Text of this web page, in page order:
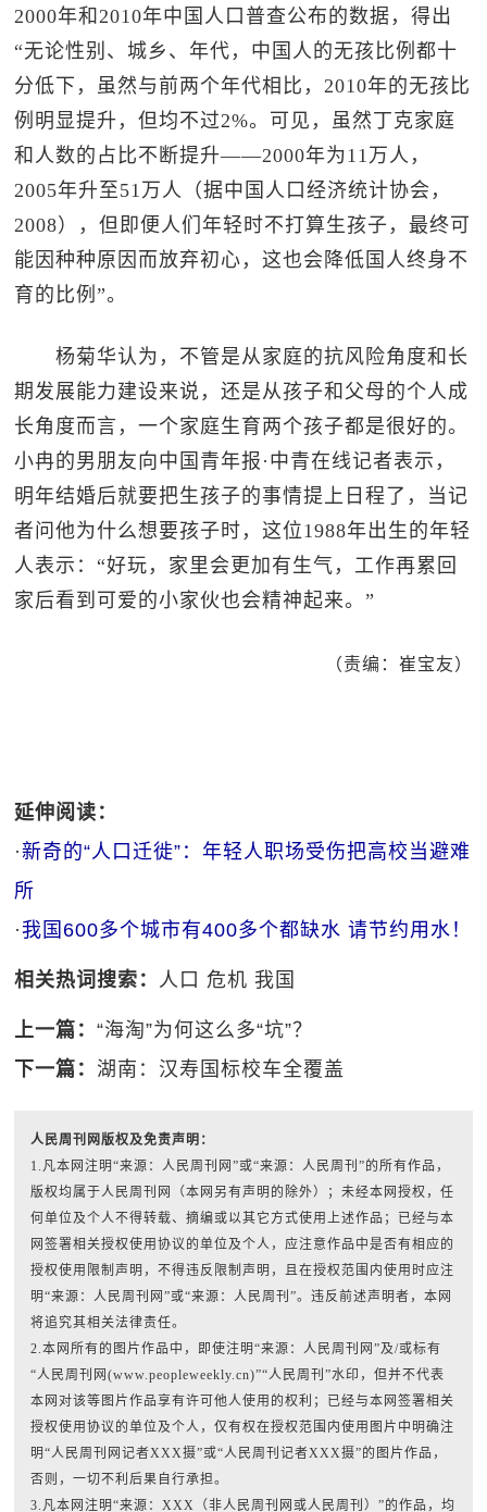
2000年和2010年中国人口普查公布的数据，得出
“无论性别、城乡、年代，中国人的无孩比例都十
分低下，虽然与前两个年代相比，2010年的无孩比
例明显提升，但均不过2%。可见，虽然丁克家庭
和人数的占比不断提升——2000年为11万人，
2005年升至51万人（据中国人口经济统计协会，
2008），但即便人们年轻时不打算生孩子，最终可
能因种种原因而放弃初心，这也会降低国人终身不
育的比例”。
杨菊华认为，不管是从家庭的抗风险角度和长
期发展能力建设来说，还是从孩子和父母的个人成
长角度而言，一个家庭生育两个孩子都是很好的。
小冉的男朋友向中国青年报·中青在线记者表示，
明年结婚后就要把生孩子的事情提上日程了，当记
者问他为什么想要孩子时，这位1988年出生的年轻
人表示：“好玩，家里会更加有生气，工作再累回
家后看到可爱的小家伙也会精神起来。”
（责编：崔宝友）
延伸阅读：
·新奇的“人口迁徙”：年轻人职场受伤把高校当避难
所
· 我国600多个城市有400多个都缺水 请节约用水！
相关热词搜索： 人口 危机 我国
上一篇：“海淘”为何这么多“坑”？
下一篇： 湖南：汉寿国标校车全覆盖
人民周刊网版权及免责声明：
1.凡本网注明“来源：人民周刊网”或“来源：人民周刊”的所有作品，
版权均属于人民周刊网（本网另有声明的除外）；未经本网授权，任
何单位及个人不得转载、摘编或以其它方式使用上述作品；已经与本
网签署相关授权使用协议的单位及个人，应注意作品中是否有相应的
授权使用限制声明，不得违反限制声明，且在授权范围内使用时应注
明“来源：人民周刊网”或“来源：人民周刊”。违反前述声明者，本网
将追究其相关法律责任。
2.本网所有的图片作品中，即使注明“来源：人民周刊网”及/或标有
“人民周刊网(www.peopleweekly.cn)”“人民周刊”水印，但并不代表
本网对该等图片作品享有许可他人使用的权利；已经与本网签署相关
授权使用协议的单位及个人，仅有权在授权范围内使用图片中明确注
明“人民周刊网记者XXX摄”或“人民周刊记者XXX摄”的图片作品，
否则，一切不利后果自行承担。
3.凡本网注明“来源：XXX（非人民周刊网或人民周刊）”的作品，均